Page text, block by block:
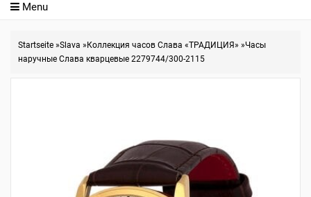
Menu
Startseite »Slava » Коллекция часов Слава «ТРАДИЦИЯ» »Часы
наручные Слава кварцевые 2279744/300-2115